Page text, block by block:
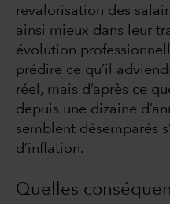
revalorisation des
ainsi mieux dans leur
évolution
prédire ce qu’il
réel, mais d’après ce
depuis une dizaine
semblent désemparés
d’inflation.
Quelles